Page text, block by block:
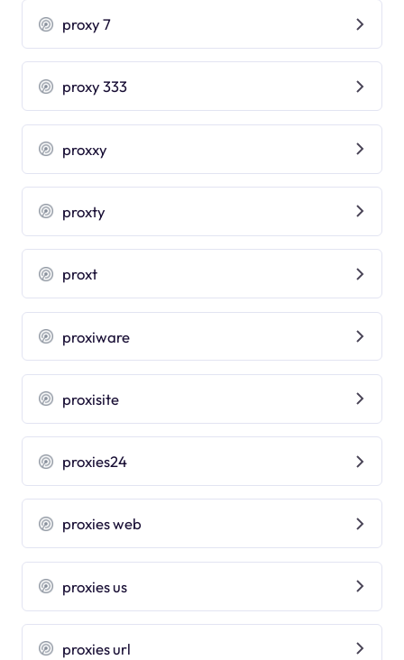
proxy 7
proxy 333
proxxy
proxty
proxt
proxiware
proxisite
proxies24
proxies web
proxies us
proxies url